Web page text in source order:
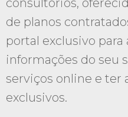
consultórios,
de planos
portal exclusivo para
informações do seu
serviços online e ter
exclusivos.